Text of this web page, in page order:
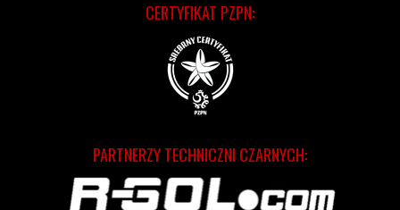
CERTYFIKAT PZPN:
PARTNERZY TECHNICZNI CZARNYCH: